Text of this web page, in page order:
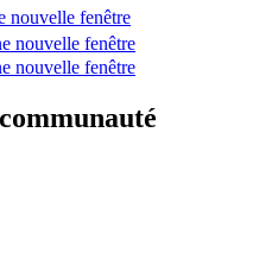
nouvelle fenêtre
nouvelle fenêtre
nouvelle fenêtre